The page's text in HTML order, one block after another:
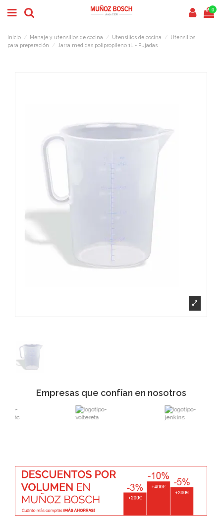
0
Inicio Menaje y utensilios de cocina Utensilios de cocina
Utensilios
para preparación
Jarra medidas polipropileno 1L - Pujadas
Empresas que confían en nosotros